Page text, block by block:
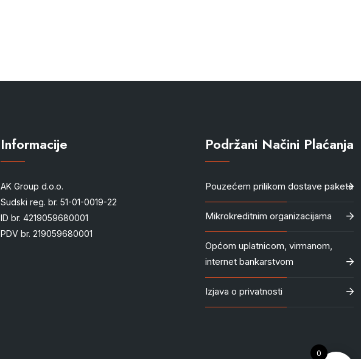
Informacije
AK Group d.o.o.
Sudski reg. br. 51-01-0019-22
ID br. 4219059680001
PDV br. 219059680001
Podržani Načini Plaćanja
Pouzećem prilikom dostave paketa
Mikrokreditnim organizacijama
Općom uplatnicom, virmanom,
internet bankarstvom
Izjava o privatnosti
0